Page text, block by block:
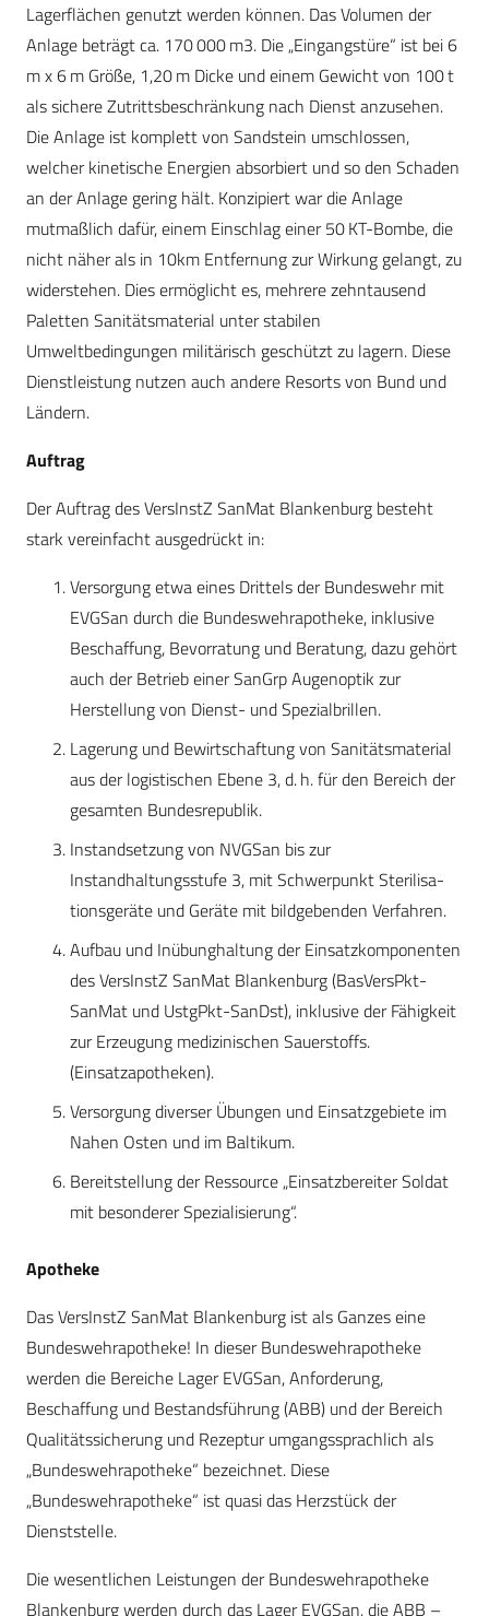
Lagerflächen genutzt werden können. Das Volumen der
Anlage beträgt ca. 170 000 m3. Die „Eingangstüre“ ist bei 6
m x 6 m Größe, 1,20 m Dicke und einem Gewicht von 100 t
als sichere Zutrittsbeschränkung nach Dienst anzusehen.
Die Anlage ist komplett von Sandstein umschlossen,
welcher kinetische Energien absorbiert und so den Schaden
an der Anlage gering hält. Konzipiert war die Anlage
mutmaßlich dafür, einem Einschlag einer 50 KT-Bombe, die
nicht näher als in 10km Entfernung zur Wirkung gelangt, zu
widerstehen. Dies ermöglicht es, mehrere zehntausend
Paletten Sanitätsmaterial unter stabilen
Umweltbedingungen militärisch geschützt zu lagern. Diese
Dienstleistung nutzen auch andere Resorts von Bund und
Ländern.
Auftrag
Der Auftrag des VersInstZ SanMat Blankenburg besteht
stark vereinfacht ausgedrückt in:
Versorgung etwa eines Drittels der Bundeswehr mit
EVGSan durch die Bundeswehrapotheke, inklusive
Beschaffung, Bevorratung und Beratung, dazu gehört
auch der Betrieb einer SanGrp Augenoptik zur
Herstellung von Dienst- und Spezialbrillen.
Lagerung und Bewirtschaftung von Sanitätsmaterial
aus der logistischen Ebene 3, d. h. für den Bereich der
gesamten Bundesrepublik.
Instandsetzung von NVGSan bis zur
Instandhaltungsstufe 3, mit Schwerpunkt Sterilisa­
tionsgeräte und Geräte mit bildgebenden Ver­fahren.
Aufbau und Inübunghaltung der Einsatzkomponenten
des VersInstZ SanMat Blankenburg (BasVersPkt-
SanMat und UstgPkt-SanDst), inklusive der Fähigkeit
zur Erzeugung medizinischen Sauerstoffs.
(Einsatzapotheken).
Versorgung diverser Übungen und Einsatzgebiete im
Nahen Osten und im Baltikum.
Bereitstellung der Ressource „Einsatzbereiter Soldat
mit besonderer Spezialisierung“.
Apotheke
Das VersInstZ SanMat Blankenburg ist als Ganzes eine
Bundeswehrapotheke! In dieser Bundeswehrapotheke
werden die Bereiche Lager EVGSan, Anforderung,
Beschaffung und Bestandsführung (ABB) und der Bereich
Qualitätssicherung und Rezeptur umgangssprachlich als
„Bundeswehrapotheke“ bezeichnet. Diese
„Bundeswehrapotheke“ ist quasi das Herzstück der
Dienststelle.
Die wesentlichen Leistungen der Bundeswehrapotheke
Blankenburg werden durch das Lager EVGSan, die ABB –